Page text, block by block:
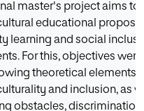
master's project aims to
educational
learning and social
For this, objectives
theoretical elements
and inclusion, as
obstacles, discrimination